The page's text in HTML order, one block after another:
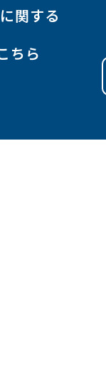
に関する
ちら